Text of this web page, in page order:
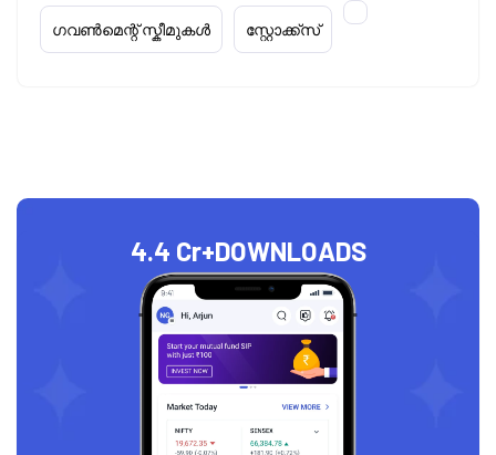
ഗവൺമെന്റ് സ്കീമുകൾ സ്റ്റോക്ക്‌സ്
4.4 Cr+DOWNLOADS